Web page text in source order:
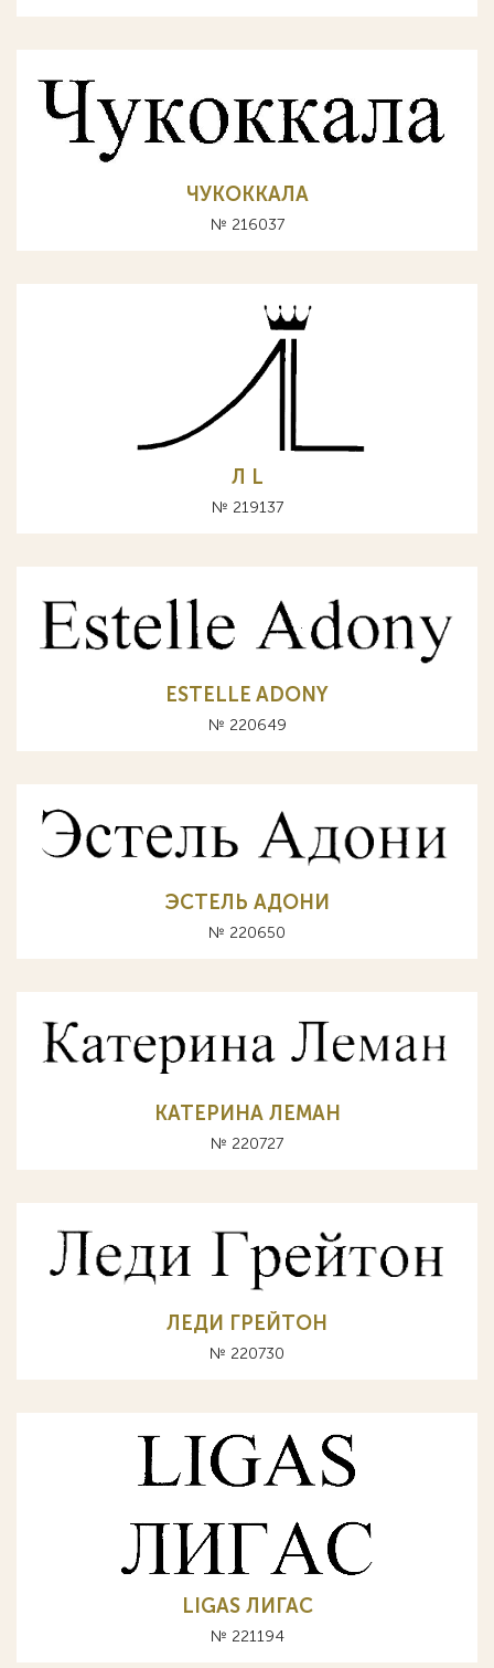
ЧУКОККАЛА
№ 216037
Л L
№ 219137
ESTELLE ADONY
№ 220649
ЭСТЕЛЬ АДОНИ
№ 220650
КАТЕРИНА ЛЕМАН
№ 220727
ЛЕДИ ГРЕЙТОН
№ 220730
LIGAS ЛИГАС
№ 221194